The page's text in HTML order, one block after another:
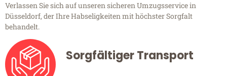
Verlassen Sie sich auf unseren sicheren Umzugsservice in
Düsseldorf, der Ihre Habseligkeiten mit höchster Sorgfalt
behandelt.
Sorgfältiger Transport